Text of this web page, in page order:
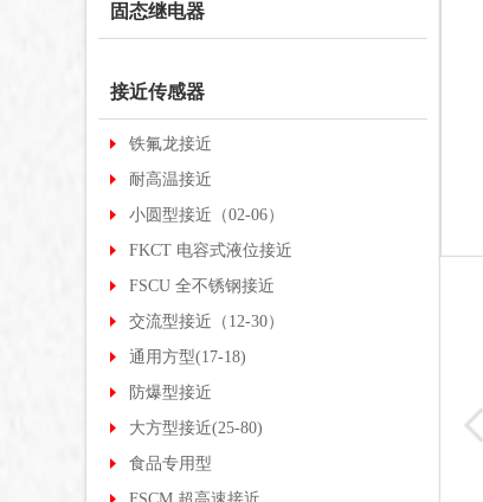
固态继电器
接近传感器
铁氟龙接近
耐高温接近
小圆型接近（02-06）
FKCT 电容式液位接近
FSCU 全不锈钢接近
交流型接近（12-30）
通用方型(17-18)
防爆型接近
大方型接近(25-80)
食品专用型
FF-403
FC-4100/D